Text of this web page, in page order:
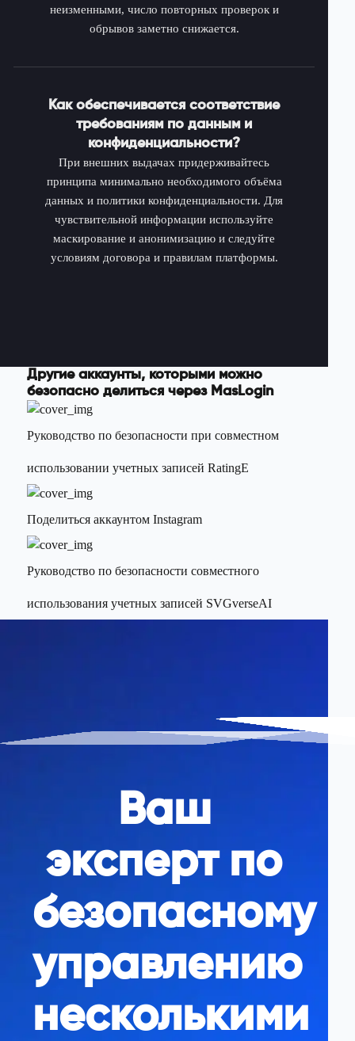
неизменными, число повторных проверок и
обрывов заметно снижается.
Как обеспечивается соответствие
требованиям по данным и
конфиденциальности?
При внешних выдачах придерживайтесь
принципа минимально необходимого объёма
данных и политики конфиденциальности. Для
чувствительной информации используйте
маскирование и анонимизацию и следуйте
условиям договора и правилам платформы.
Другие аккаунты, которыми можно
безопасно делиться через MasLogin
Руководство по безопасности при совместном
использовании учетных записей RatingE
Поделиться аккаунтом Instagram
Руководство по безопасности совместного
использования учетных записей SVGverseAI
Ваш
эксперт по
безопасному
управлению
несколькими